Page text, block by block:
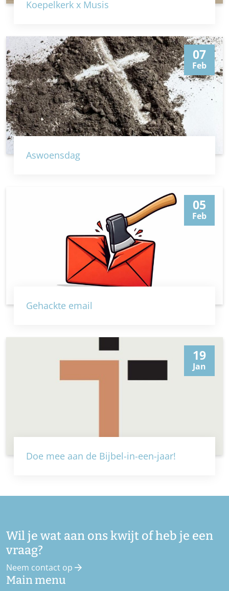
Koepelkerk x Musis
07
Feb
Aswoensdag
05
Feb
Gehackte email
19
Jan
Doe mee aan de Bijbel-in-een-jaar!
Wil je wat aan ons kwijt of heb je een
vraag?
Neem contact op
Main menu